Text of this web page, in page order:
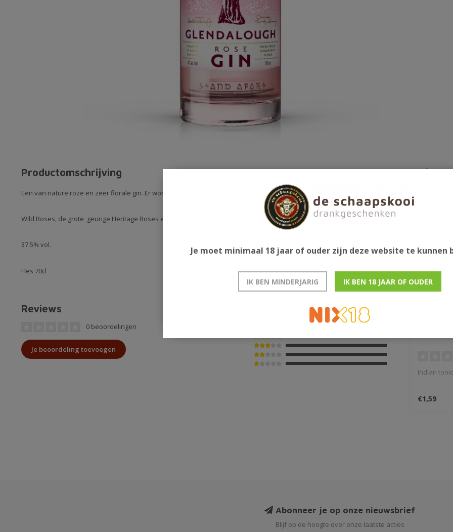
Productomschrijving
Een van nature roze en zeer florale gin. Er worden 3 soorten rozen gebruikt, de zeldzame en ongrijpbare
Wild Roses, de grote geurige Heritage Roses en de oude gewaardeerde Damask Rose.
37.5% vol.
Fles 70cl
Reviews
0 beoordelingen
Je beoordeling toevoegen
Indian tonic
€1,59
Abonneer je op onze nieuwsbrief
Blijf op de hoogte over onze laatste acties
Je moet minimaal 18 jaar of ouder zijn deze website te kunnen
IK BEN MINDERJARIG IK BEN 18 JAAR OF OUDER